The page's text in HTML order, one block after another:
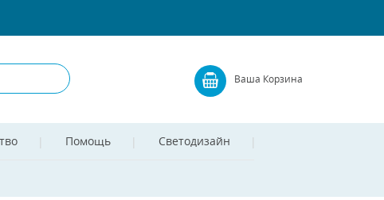
Ваша Корзина
Помощь Светодизайн